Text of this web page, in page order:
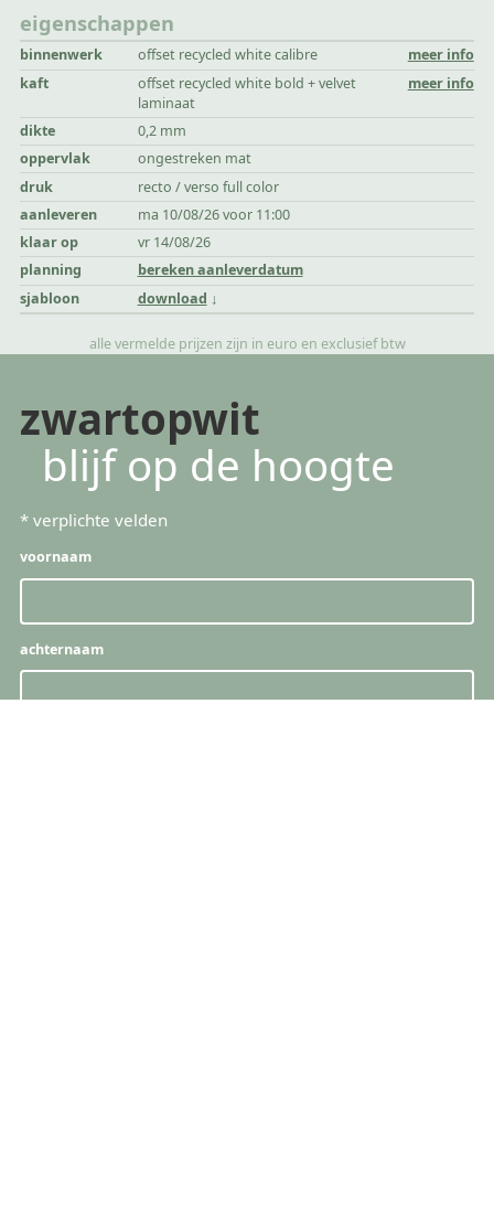
eigenschappen
binnenwerk offset recycled white calibre
meer info
kaft
offset recycled white bold + velvet
laminaat
meer info
dikte
0,2 mm
oppervlak
ongestreken mat
druk
recto / verso full color
aanleveren
ma 10/08/26 voor 11:00
klaar op
vr 14/08/26
planning
bereken aanleverdatum
sjabloon
download
alle vermelde prijzen zijn in euro en exclusief btw
zwartopwit
blijf op de hoogte
* verplichte velden
voornaam
achternaam